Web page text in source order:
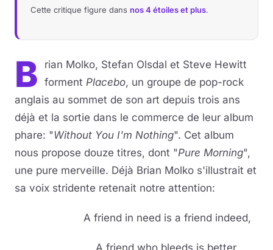
Cette critique figure dans nos 4 étoiles et plus.
B
rian Molko, Stefan Olsdal et Steve Hewitt
forment Placebo, un groupe de pop-rock
anglais au sommet de son art depuis trois ans
déjà et la sortie dans le commerce de leur album
phare: "Without You I'm Nothing". Cet album
nous propose douze titres, dont "Pure Morning",
une pure merveille. Déjà Brian Molko s'illustrait et
sa voix stridente retenait notre attention:
A friend in need is a friend indeed,
A friend who bleeds is better,